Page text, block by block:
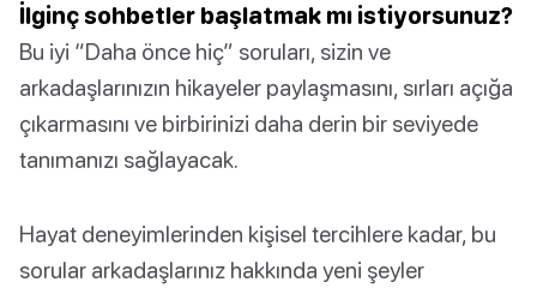
İlginç sohbetler başlatmak mı istiyorsunuz?
Bu iyi “Daha önce hiç” soruları, sizin ve
arkadaşlarınızın hikayeler paylaşmasını, sırları açığa
çıkarmasını ve birbirinizi daha derin bir seviyede
tanımanızı sağlayacak.
Hayat deneyimlerinden kişisel tercihlere kadar, bu
sorular arkadaşlarınız hakkında yeni şeyler